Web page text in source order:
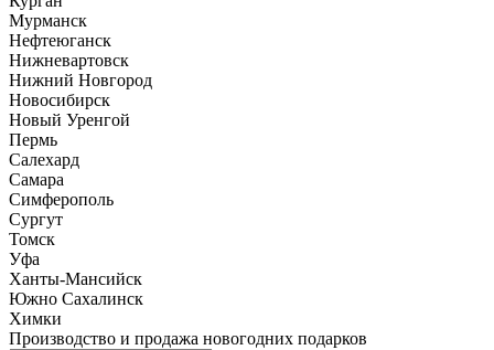
Мурманск
Нефтеюганск
Нижневартовск
Нижний Новгород
Новосибирск
Новый Уренгой
Пермь
Салехард
Самара
Симферополь
Сургут
Томск
Уфа
Ханты-Мансийск
Южно Сахалинск
Химки
Производство и продажа новогодних подарков